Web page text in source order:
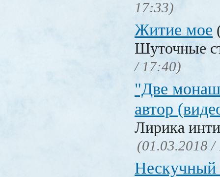
17:33)
Житие мое
Шуточные
/ 17:40)
"Две
автор
Лирика
(01.03.2018 /
Нескучный